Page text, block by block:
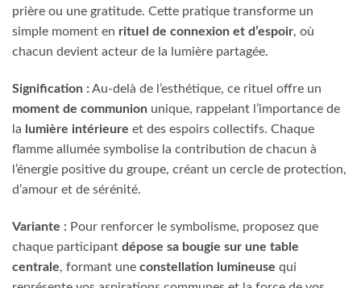
prière ou une gratitude. Cette pratique transforme un
simple moment en rituel de connexion et d’espoir, où
chacun devient acteur de la lumière partagée.
Signification :Au-delà de l’esthétique, ce rituel offre un
moment de communion unique, rappelant l’importance de
la
lumière intérieure et des espoirs collectifs. Chaque
flamme allumée symbolise la contribution de chacun à
l’énergie positive du groupe, créant un cercle de protection,
d’amour et de sérénité.
Variante : Pour renforcer le symbolisme, proposez que
chaque participant dépose sa bougie sur une table
centrale, formant une constellation lumineuse qui